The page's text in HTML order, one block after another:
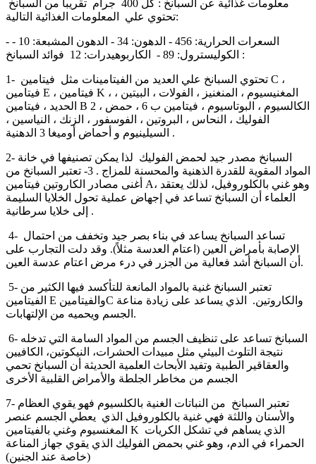
تحتوي علي المعلومات الغذائية التالية:
- السعرات الحرارية: 456 - الدهون: 34 - الدهون المشبعة: 10 -
الكوليسترول: 89 - الكاربوهيدرات: 12 فوائد السبانخ :
1- تحتوي السبانخ علي العديد من الفيتامينات مثل فيتامين C ،
فيتامين E ، فيتامين K ، المغنيسيوم ، المنغنيز ، الفولات ، البيتين ،
الحديد ، فيتامين B 2 ، الكالسيوم ، البوتاسيوم ، فيتامين ب 6 ، حمض
الفوليك ، النحاس ، البروتين ، الفوسفور ، الزنك ، النياسين ،
السيلينيوم و أحماض أوميغا 3 الدهنية .
2- السبانخ مصدر جيد لحمض الفوليك لذا يمكن تصنيفها في خانة
المواد المقوية للقدرة الذهنية والمحسنة للمزاج . 3- تعتبر السبانخ من
أغنى مصادر الكاروتين فيتامين A، وهو غني بالكلوروفيل، لذلك يعتقد
العلماء أن السبانخ تساعد في إجهاض عملية تحول الخلايا السليمة
إلى خلايا سرطانية .
4- تساعد السبانخ يساعد في بناء بصر جيد وتخفف من احتمال
الإصابة بأمراض العين (اعتام العدسة مثلاً). وقد دلت التجارب على
أن السبانخ أشد فعالية من الجزر في درء مرض اعتام عدسة العين.
5- تعتبر السبانخ غنية بالمواد المانعة للتأكسد فيها الكثير من
الفيتامين E والفيتامينC والكاروتين. الذي يساعد على زيادة مناعة
الجسم ويحميه من الإلتهابات.
6- السبانخ تساعد على تنظيف الجسم من المواد السامة التي تدخله
نتيجة التلوث البيئي مثل مبيدات الحشرات، النيكوتين، الكافيين
والعقاقير الطبية وتفيد الأبحاث العلمية الحديثة أن السبانخ تحمي
الجسم من مخاطر الجلطة والأمراض القلبية الأخرى
7- تعتبر السبانخ من النباتات الغنية بالكلسيوم فهو يقوي العظام
والأسنان واللثة فهي غنية بالكلوروفيل الذي يعطي الجسم عنصر
المغنسيوم وغني بالفيتامين K الذي يساهم في تشكل الكريات
الحمراء في الدم، وهو غني بحمض الفوليك الذي يقوي جهاز المناعة
(خاصة عند الجنين)